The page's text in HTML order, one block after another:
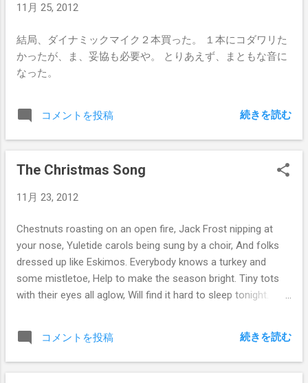
11月 25, 2012
結局、ダイナミックマイク２本買った。 １本にコダワリた
かったが、ま、妥協も必要や。 とりあえず、まともな音に
なった。
コメントを投稿 続きを読む
The Christmas Song
11月 23, 2012
Chestnuts roasting on an open fire, Jack Frost nipping at
your nose, Yuletide carols being sung by a choir, And folks
dressed up like Eskimos. Everybody knows a turkey and
some mistletoe, Help to make the season bright. Tiny tots
with their eyes all aglow, Will find it hard to sleep tonight.
and goodies on his sleigh. And every mother's child is going
to spy, To see if reindeer really know how to fly. And so I'm
offering this simple phrase, To kids from 1 to 92 Although
コメントを投稿 続きを読む